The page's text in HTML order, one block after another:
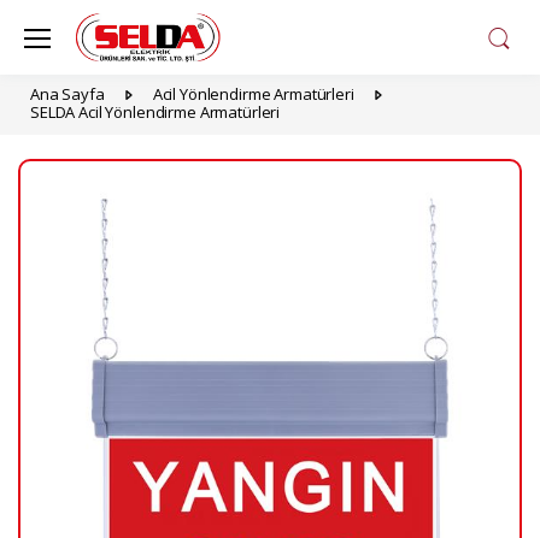
Ana Sayfa
Acil Yönlendirme Armatürleri
SELDA Acil Yönlendirme Armatürleri